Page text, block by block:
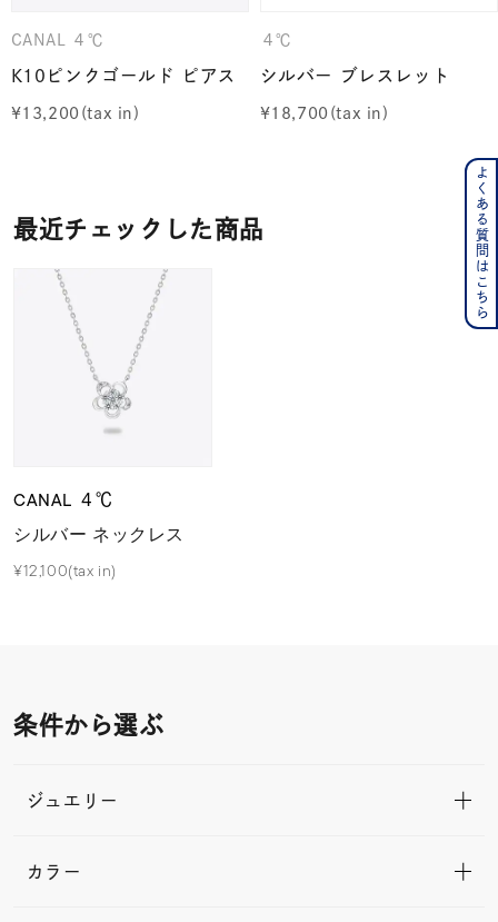
CANAL ４℃
K10ピンクゴールド ピアス
¥13,200
４℃
シルバー ブレスレット
¥18,700
最近チェックした商品
CANAL ４℃
シルバー ネックレス
¥12,100(tax in)
条件から選ぶ
ジュエリー
カラー
よくある質問はこちら